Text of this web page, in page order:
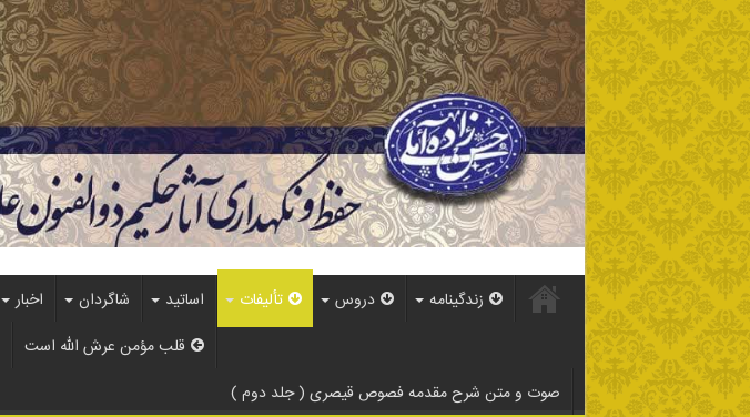
زندگینامه دروس تألیفات اساتید شاگردان اخبار
قلب مؤمن عرش الله است
صوت و متن شرح مقدمه فصوص قیصری ( جلد دوم )